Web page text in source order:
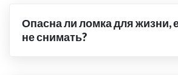
Опасна ли ломка для жизни,
не снимать?